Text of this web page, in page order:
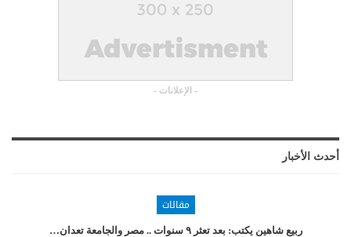
- الإعلانات -
أحدث الأخبار
مقالات
ربيع شاهين يكتب: بعد تعثر ٩ سنوات .. مصر والجامعة تعدان…